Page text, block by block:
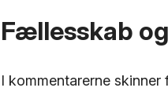
Fællesskab
I kommentarerne